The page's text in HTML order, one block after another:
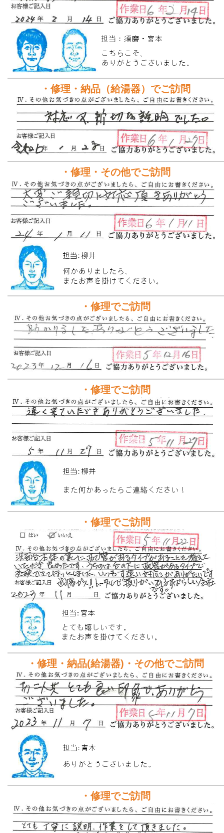
・修理・納品（給湯器）でご訪問
・修理・その他でご訪問
・修理でご訪問
・修理でご訪問
・修理でご訪問
・修理・納品(給湯器)・その他でご訪問
・修理でご訪問